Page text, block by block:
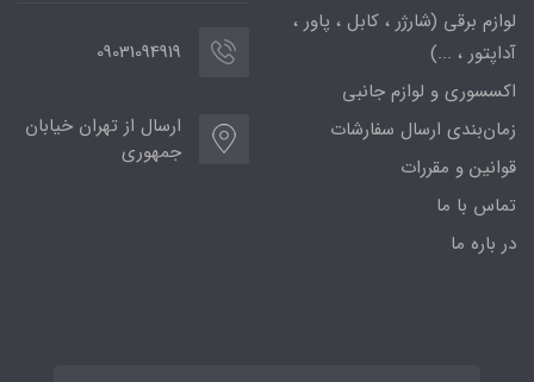
لوازم برقی (شارژر ، کابل ، پاور ،
آداپتور ، ...)
اکسسوری و لوازم جانبی
زمان‌بندی ارسال سفارشات
قوانین و مقررات
تماس با ما
در باره ما
09031094919
ارسال از تهران خیابان
جمهوری